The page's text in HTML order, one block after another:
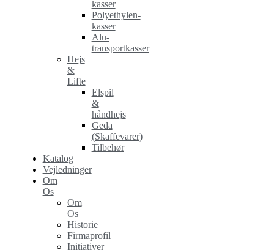
kasser
Polyethylen-
kasser
Alu-
transportkasser
Hejs
&
Lifte
Elspil
&
håndhejs
Geda
(Skaffevarer)
Tilbehør
Katalog
Vejledninger
Om
Os
Om
Os
Historie
Firmaprofil
Initiativer